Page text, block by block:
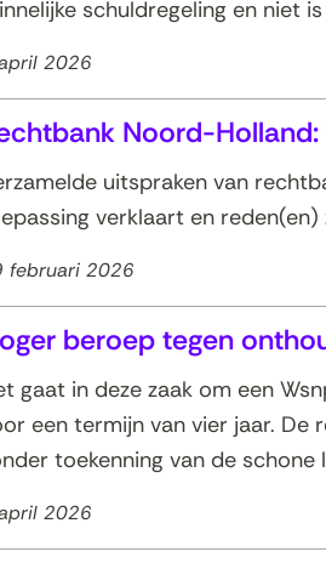
schuldregeling en niet
2026
Noord-
uitspraken van
verklaart en
februari 2026
beroep tegen
gaat in deze zaak om een
een termijn van vier jaar. De
toekenning van de schone
2026